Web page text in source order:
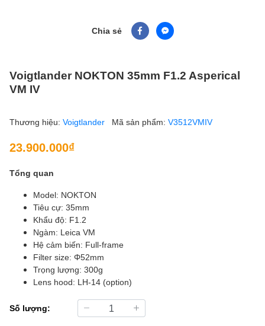
Chia sẻ
Voigtlander NOKTON 35mm F1.2 Asperical
VM IV
Thương hiệu: Voigtlander Mã sản phẩm: V3512VMIV
23.900.000₫
Tổng quan
Model: NOKTON
Tiêu cự: 35mm
Khẩu độ: F1.2
Ngàm: Leica VM
Hệ cảm biến: Full-frame
Filter size: Φ52mm
Trọng lượng: 300g
Lens hood: LH-14 (option)
Số lượng: